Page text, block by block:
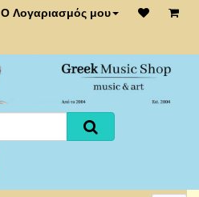
Ο Λογαριασμός μου